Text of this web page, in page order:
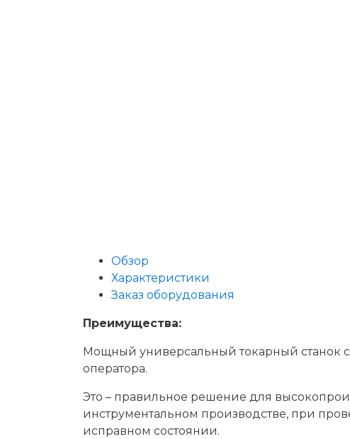
Обзор
Характеристики
Заказ оборудования
Преимущества:
Мощный универсальный токарный станок
оператора.
Это – правильное решение для
инструментальном производстве, при
исправном состоянии.